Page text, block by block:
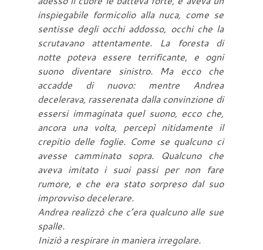
inspiegabile formicolio alla nuca, come se
sentisse degli occhi addosso, occhi che la
scrutavano attentamente. La foresta di
notte poteva essere terrificante, e ogni
suono diventare sinistro. Ma ecco che
accadde di nuovo: mentre Andrea
decelerava, rasserenata dalla convinzione di
essersi immaginata quel suono, ecco che,
ancora una volta, percepì nitidamente il
crepitio delle foglie. Come se qualcuno ci
avesse camminato sopra. Qualcuno che
aveva imitato i suoi passi per non fare
rumore, e che era stato sorpreso dal suo
improvviso decelerare.
Andrea realizzò che c’era qualcuno alle sue
spalle.
Iniziò a respirare in maniera irregolare.